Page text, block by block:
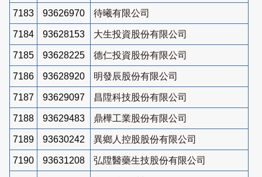
7183 93626970 待曦有限公司
7184 93628153 大生投資股份有限公司
7185 93628225 德仁投資股份有限公司
7186 93628920 明發辰股份有限公司
7187 93629097 昌陞科技股份有限公司
7188 93629483 鼎樺工業股份有限公司
7189 93630242 異鄉人控股股份有限公司
7190 93631208 弘陞醫藥生技股份有限公司